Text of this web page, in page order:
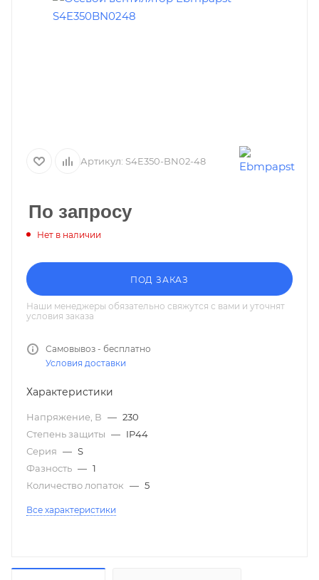
Артикул: S4E350-BN02-48
По запросу
Нет в наличии
ПОД ЗАКАЗ
Наши менеджеры обязательно свяжутся с вами и уточнят
условия заказа
Самовывоз - бесплатно
Условия доставки
Характеристики
Напряжение, В — 230
Степень защиты — IP44
Серия — S
Фазность — 1
Количество лопаток — 5
Все характеристики